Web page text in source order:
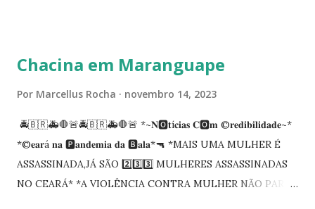
enquanto atuaram nesta instituição.
Chacina em Maranguape
Por Marcellus Rocha novembro 14, 2023
🚔🇧🇷🚑🛑🚨🚔🇧🇷🚑🛑🚨 *~𝐍🅾️𝐭í𝐜𝐢𝐚𝐬 𝐂🅾️𝐦 ©️𝐫𝐞𝐝𝐢𝐛𝐢𝐥𝐢𝐝𝐚𝐝𝐞~*
*©️𝐞𝐚𝐫á 𝐧𝐚 🅿️𝐚𝐧𝐝𝐞𝐦𝐢𝐚 𝐝𝐚 🅱️𝐚𝐥𝐚*🔫 *MAIS UMA MULHER É
ASSASSINADA,JÁ SÃO 2️⃣3️⃣3️⃣ MULHERES ASSASSINADAS
NO CEARÁ* *A VIOLÊNCIA CONTRA MULHER NÃO PARA